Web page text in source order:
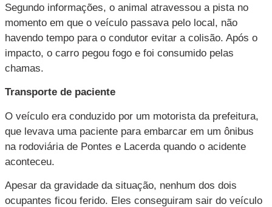
Segundo informações, o animal atravessou a pista no
momento em que o veículo passava pelo local, não
havendo tempo para o condutor evitar a colisão. Após o
impacto, o carro pegou fogo e foi consumido pelas
chamas.
Transporte de paciente
O veículo era conduzido por um motorista da prefeitura,
que levava uma paciente para embarcar em um ônibus
na rodoviária de Pontes e Lacerda quando o acidente
aconteceu.
Apesar da gravidade da situação, nenhum dos dois
ocupantes ficou ferido. Eles conseguiram sair do veículo